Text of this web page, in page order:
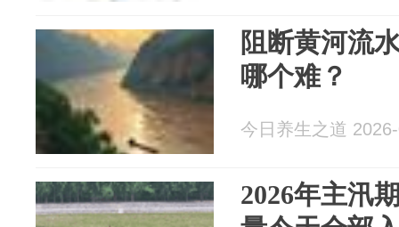
阻断黄河流
哪个难？
今日养生之道
2026年主汛